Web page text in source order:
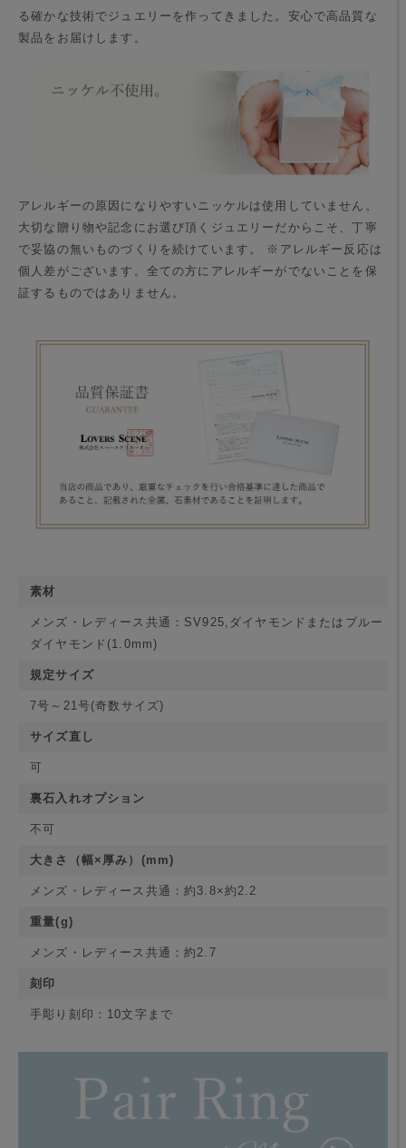
る確かな技術でジュエリーを作ってきました。安心で高品質な
製品をお届けします。
アレルギーの原因になりやすいニッケルは使用していません。
大切な贈り物や記念にお選び頂くジュエリーだからこそ、丁寧
で妥協の無いものづくりを続けています。 ※アレルギー反応は
個人差がございます。全ての方にアレルギーがでないことを保
証するものではありません。
素材
メンズ・レディース共通：SV925,ダイヤモンドまたはブルー
ダイヤモンド(1.0mm)
規定サイズ
7号～21号(奇数サイズ)
サイズ直し
可
裏石入れオプション
不可
大きさ（幅×厚み）(mm)
メンズ・レディース共通：約3.8×約2.2
重量(g)
メンズ・レディース共通：約2.7
刻印
手彫り刻印：10文字まで